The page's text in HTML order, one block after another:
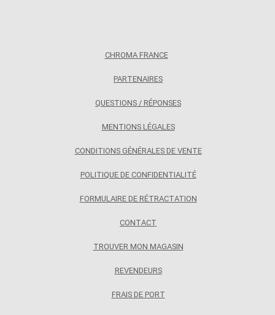
CHROMA FRANCE
PARTENAIRES
QUESTIONS / RÉPONSES
MENTIONS LÉGALES
CONDITIONS GÉNÉRALES DE VENTE
POLITIQUE DE CONFIDENTIALITÉ
FORMULAIRE DE RÉTRACTATION
CONTACT
TROUVER MON MAGASIN
REVENDEURS
FRAIS DE PORT